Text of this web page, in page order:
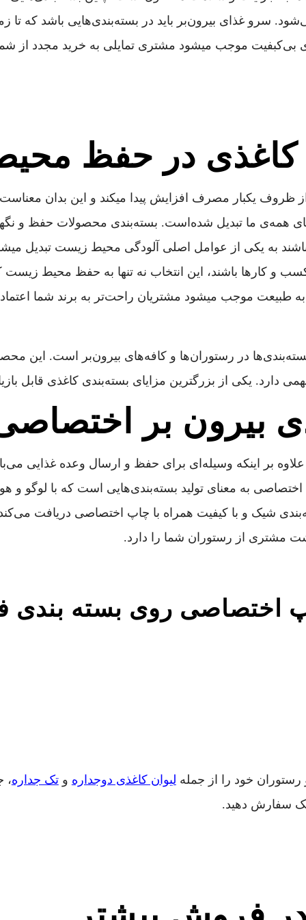
سرو غذای بیرون‌بر باید در بسته‌بندی‌هایی باشد که تا
بی‌کبفیت موجب میشود مشتری تمایلی به خرید مجدد از
کاغذی در حفظ
از ظروف یکبار مصرف افزایش پیدا میکند و این بدان
ما تبدیل شده‌است. بسته‌بندی محصولات حفظ و
باشند به یکی از عوامل اصلی آلودگی محیط زیست تبدیل
کسب و کارها باشند، این انتخاب نه تنها به حفظ محیط
طبیعت موجب میشود مشتریان راحت‌تر به برند شما
بسته‌بندی‌ها در رستوران‌ها و کافه‌های بیرون‌بر است. این
یکی از بزرگترین مزایای بسته‌بندی کاغذی قابل
بیرون بر
بر اینکه وسیله‌ای برای حفظ و ارسال وعده غذایی
به معنای تولید بسته‌بندی‌هایی است که با لوگو و
شیک و با کیفیت همراه با چاپ اختصاصی دریافت می‌کند
مشتری از رستوران شما را دارد.
اختصاصی روی بسته
خود را از جمله لیوان کاغذی دوجداره وتک جداره،
سفارش دهید.